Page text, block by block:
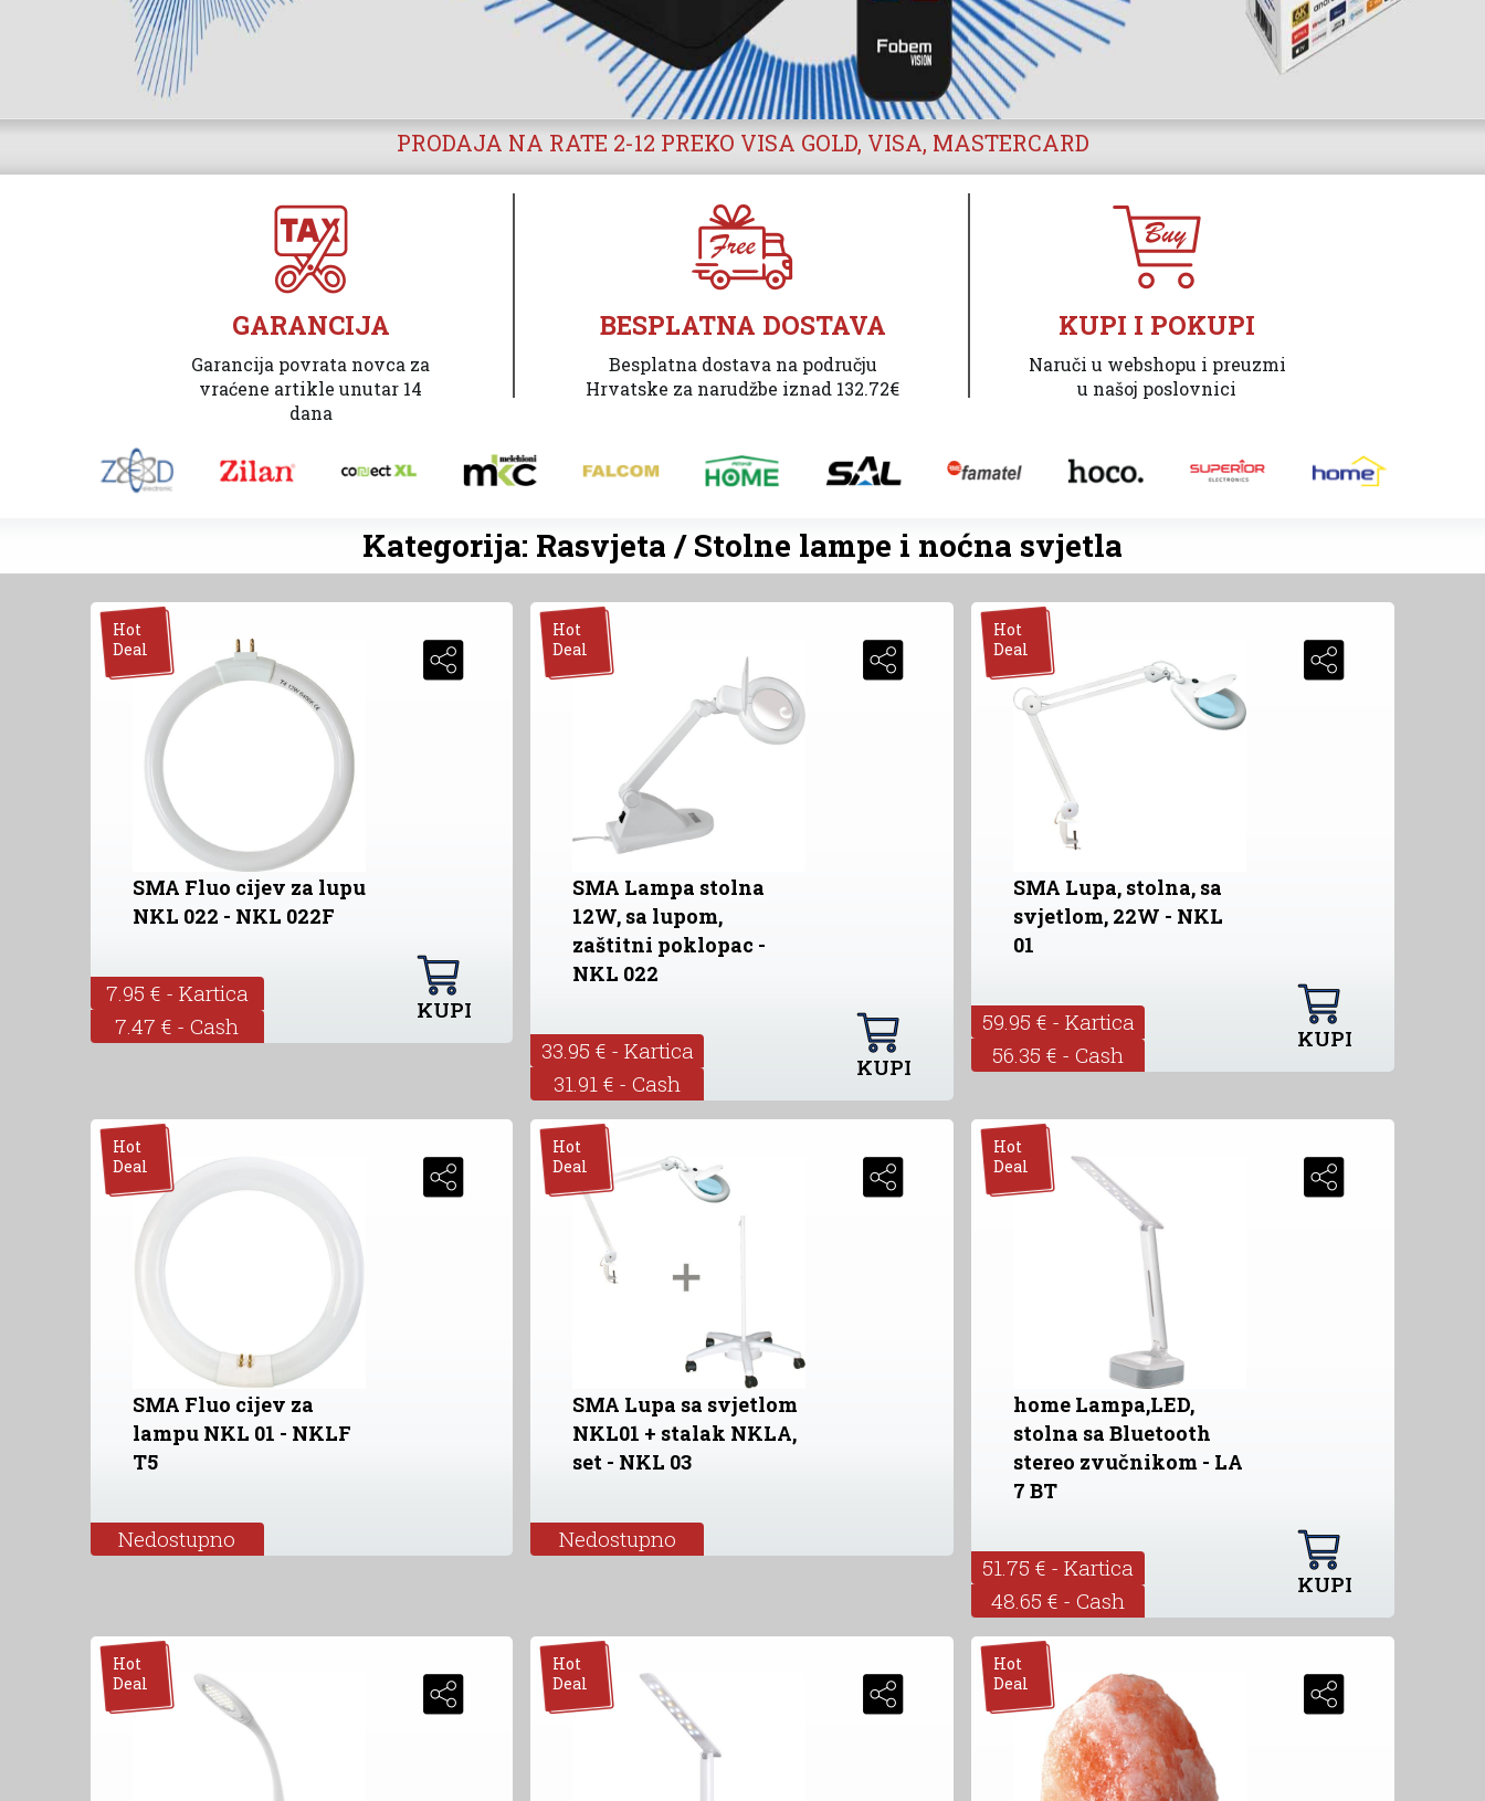
PRODAJA NA RATE 2-12 PREKO VISA GOLD, VISA, MASTERCARD
GARANCIJA
Garancija povrata novca za
vraćene artikle unutar 14
dana
BESPLATNA DOSTAVA
Besplatna dostava na području
Hrvatske za narudžbe iznad 132.72€
KUPI I POKUPI
Naruči u webshopu i preuzmi
u našoj poslovnici
Kategorija: Rasvjeta / Stolne lampe i noćna svjetla
Hot
Deal
SMA Fluo cijev za lupu
NKL 022 - NKL 022F
7.95 € - Kartica
7.47 € - Cash
KUPI
Hot
Deal
SMA Lampa stolna
12W, sa lupom,
zaštitni poklopac -
NKL 022
33.95 € - Kartica
31.91 € - Cash
KUPI
Hot
Deal
SMA Lupa, stolna, sa
svjetlom, 22W - NKL
01
59.95 € - Kartica
56.35 € - Cash
KUPI
Hot
Deal
SMA Fluo cijev za
lampu NKL 01 - NKLF
T5
Nedostupno
Hot
Deal
SMA Lupa sa svjetlom
NKL01 + stalak NKLA,
set - NKL 03
Nedostupno
Hot
Deal
home Lampa,LED,
stolna sa Bluetooth
stereo zvučnikom - LA
7 BT
51.75 € - Kartica
48.65 € - Cash
KUPI
Hot
Deal
Hot
Deal
Hot
Deal